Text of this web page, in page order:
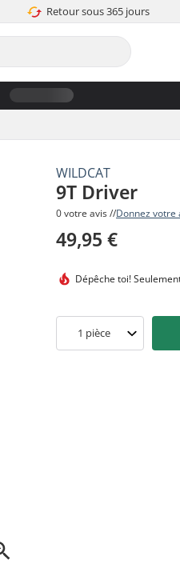
Retour sous 365 jours
WILDCAT
9T Driver
0 votre avis //Donnez votre
49,95 €
Dépêche toi!
1 pièce